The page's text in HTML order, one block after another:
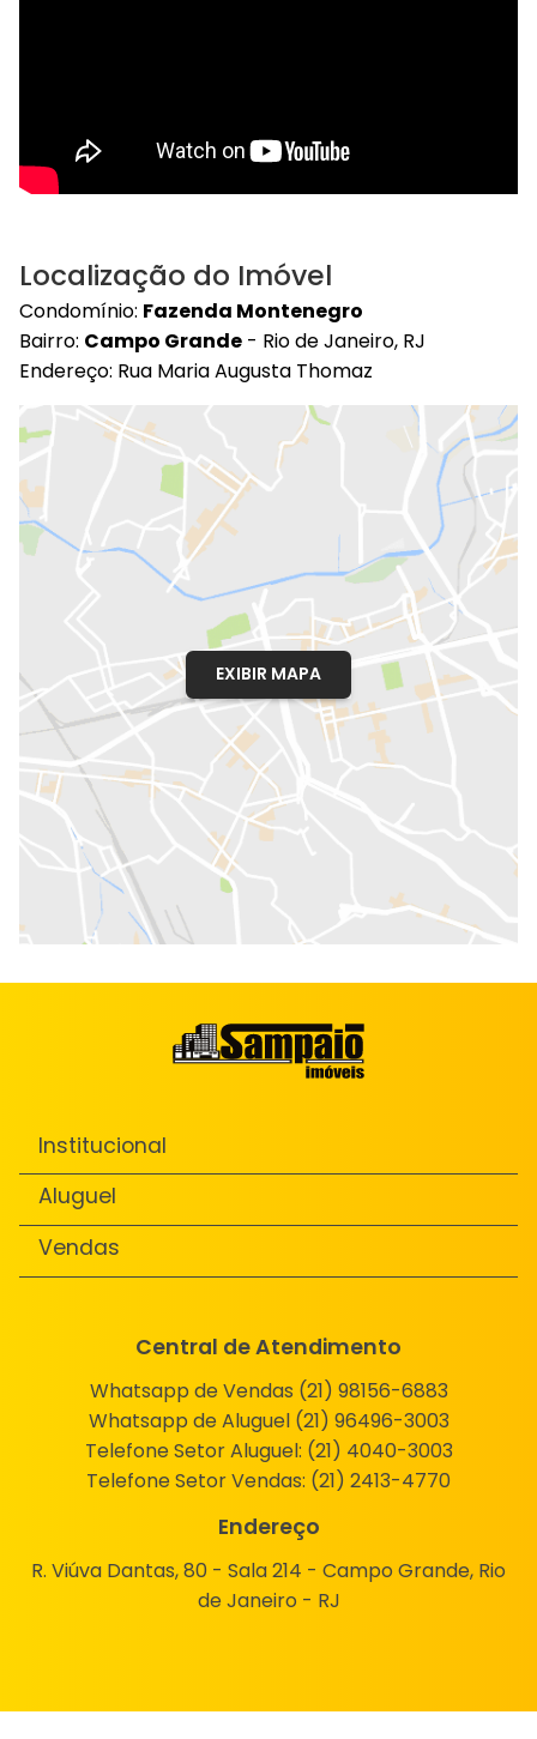
Localização do Imóvel
Condomínio: Fazenda Montenegro
Bairro: Campo Grande - Rio de Janeiro, RJ
Endereço: Rua Maria Augusta Thomaz
EXIBIR MAPA
Institucional
Aluguel
Vendas
Central de Atendimento
Whatsapp de Vendas (21) 98156-6883
Whatsapp de Aluguel (21) 96496-3003
Telefone Setor Aluguel: (21) 4040-3003
Telefone Setor Vendas: (21) 2413-4770
Endereço
R. Viúva Dantas, 80 - Sala 214 - Campo Grande, Rio
de Janeiro - RJ